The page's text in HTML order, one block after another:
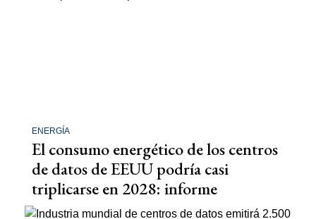
ENERGÍA
El consumo energético de los centros
de datos de EEUU podría casi
triplicarse en 2028: informe